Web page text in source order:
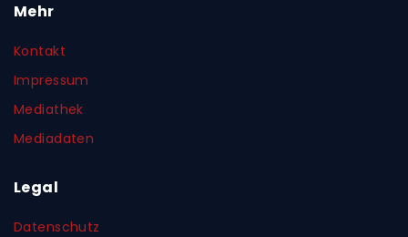
Mehr
Kontakt
Impressum
Mediathek
Mediadaten
Legal
Datenschutz